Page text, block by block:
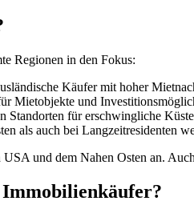
Regionen in den Fokus:
Käufer mit hoher
Mietobjekte und
Standorten für erschwingliche
als auch bei Langzeitresidenten
USA und dem Nahen Osten an.
Immobilienkäufer?